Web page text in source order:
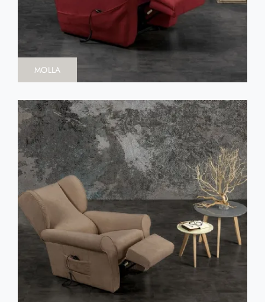
MOLLA